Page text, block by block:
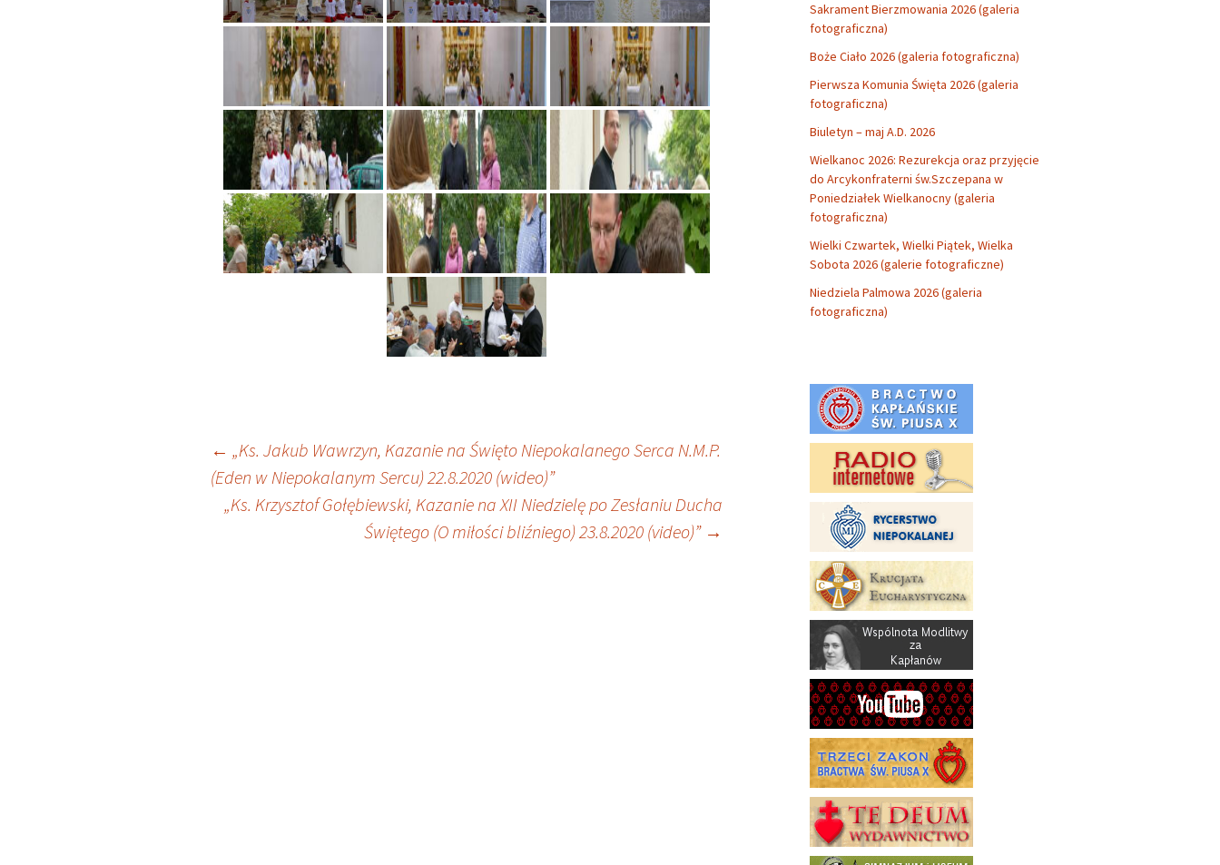
Nawigacja
wpisu
← „Ks. Jakub Wawrzyn, Kazanie na Święto Niepokalanego Serca N.M.P.
(Eden w Niepokalanym Sercu) 22.8.2020 (wideo)”
„Ks. Krzysztof Gołębiewski, Kazanie na XII Niedzielę po Zesłaniu Ducha
Świętego (O miłości bliźniego) 23.8.2020 (video)” →
Sakrament Bierzmowania 2026 (galeria
fotograficzna)
Boże Ciało 2026 (galeria fotograficzna)
Pierwsza Komunia Święta 2026 (galeria
fotograficzna)
Biuletyn – maj A.D. 2026
Wielkanoc 2026: Rezurekcja oraz przyjęcie
do Arcykonfraterni św.Szczepana w
Poniedziałek Wielkanocny (galeria
fotograficzna)
Wielki Czwartek, Wielki Piątek, Wielka
Sobota 2026 (galerie fotograficzne)
Niedziela Palmowa 2026 (galeria
fotograficzna)